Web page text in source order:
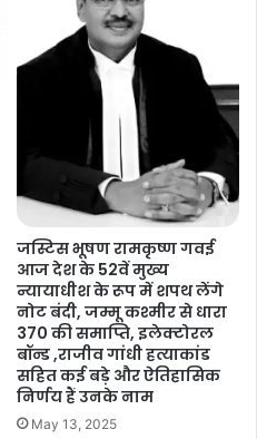
जस्टिस भूषण रामकृष्ण गवई
आज देश के 52वें मुख्य
न्यायाधीश के रूप में शपथ लेंगे
नोट बंदी, जम्मू कश्मीर से धारा
370 की समाप्ति, इलेक्टोरल
बॉन्ड ,राजीव गांधी हत्याकांड
सहित कई बड़े और ऐतिहासिक
निर्णय हैं उनके नाम
May 13, 2025